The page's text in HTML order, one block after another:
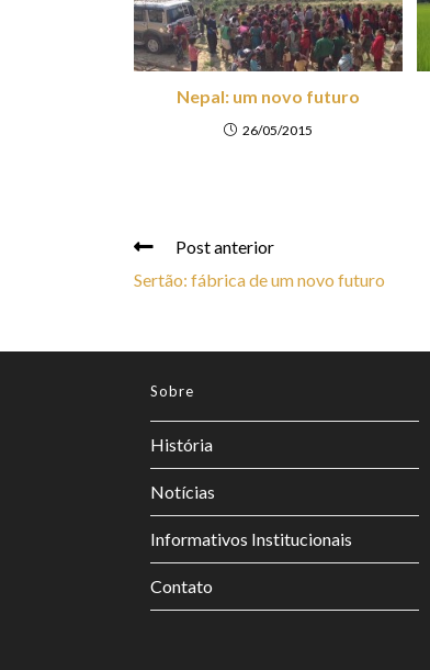
Nepal: um novo futuro
26/05/2015
Post anterior
Sertão: fábrica de um novo futuro
Sobre
História
Notícias
Informativos Institucionais
Contato